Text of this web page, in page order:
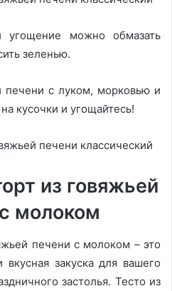
можно обмазать
зеленью.
печени с луком, морковью и
кусочки и угощайтесь!
из говяжьей
молоком
печени с молоком – это
вкусная закуска для вашего
застолья. Тесто из